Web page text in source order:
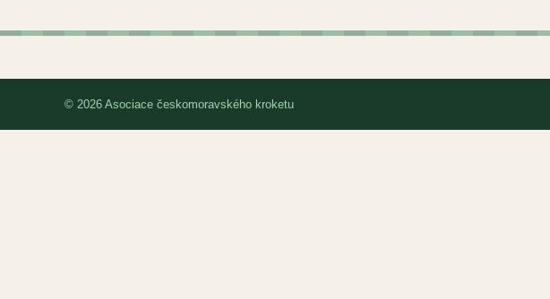
© 2026 Asociace českomoravského kroketu